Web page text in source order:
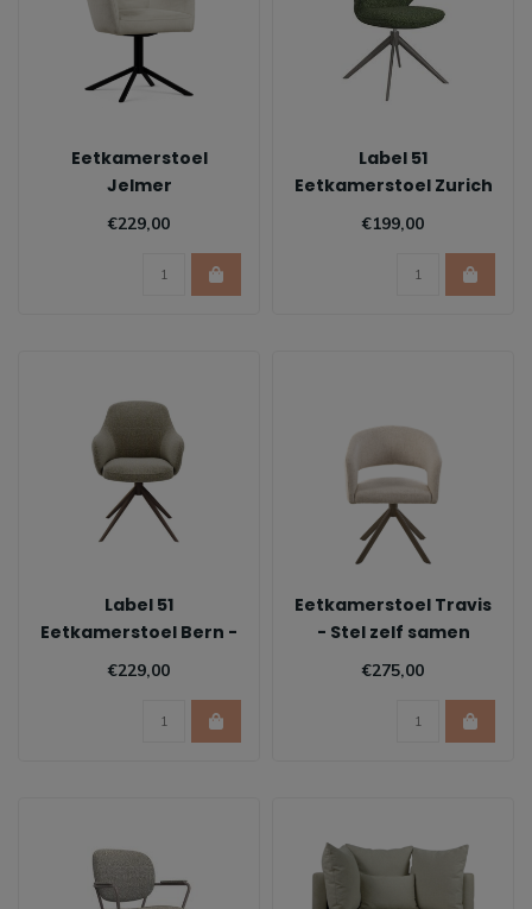
Eetkamerstoel
Jelmer
€229,00
Label 51
Eetkamerstoel Zurich
- Forest
€199,00
Label 51
Eetkamerstoel Bern -
Mushroom
€229,00
Eetkamerstoel Travis
- Stel zelf samen
€275,00